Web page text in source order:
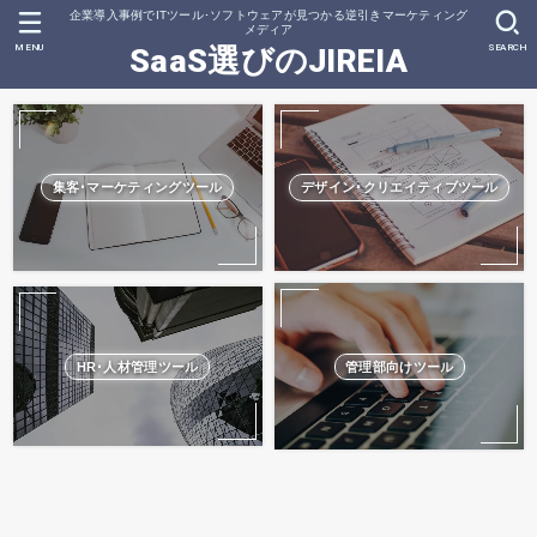
企業導入事例でITツール･ソフトウェアが見つかる逆引きマーケティング
メディア
SaaS選びのJIREIA SEARCH
MENU
集客･マーケティングツール デザイン･クリエイティブツール
HR･人材管理ツール 管理部向けツール